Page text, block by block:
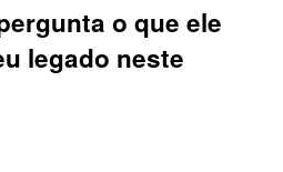
o que ele
legado neste